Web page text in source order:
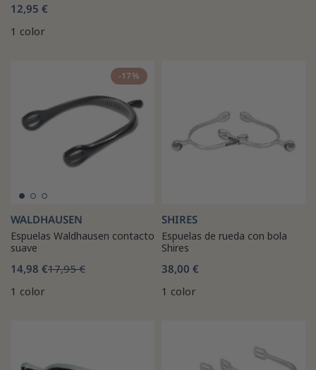
12,95 €
1 color
-17%
WALDHAUSEN
Espuelas Waldhausen contacto
suave
14,98 €17,95 €
1 color
SHIRES
Espuelas de rueda con bola
Shires
38,00 €
1 color